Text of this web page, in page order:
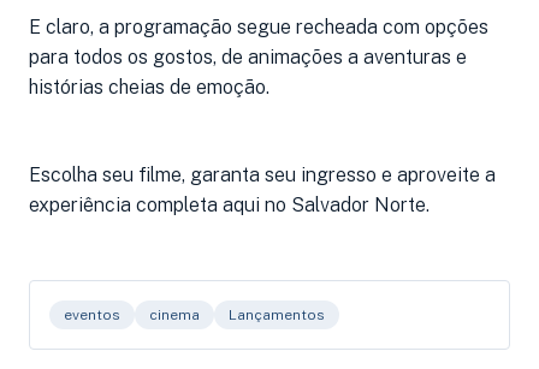
E claro, a programação segue recheada com opções
para todos os gostos, de animações a aventuras e
histórias cheias de emoção.
Escolha seu filme, garanta seu ingresso e aproveite a
experiência completa aqui no Salvador Norte.
eventos cinema Lançamentos